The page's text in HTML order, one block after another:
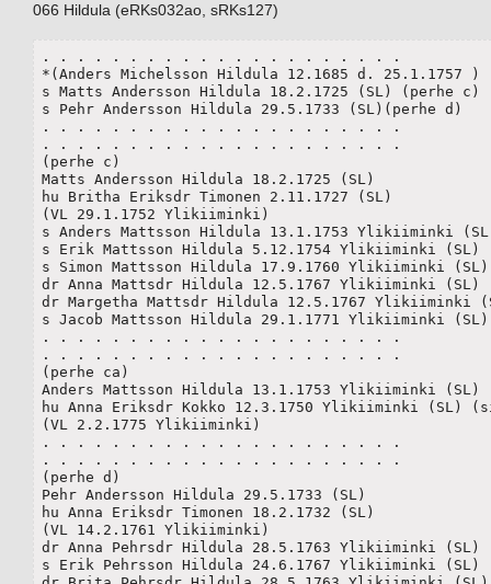
066 Hildula (eRKs032ao, sRKs127)
. . . . . . . . . . . . . . . . . . . . .
*(Anders Michelsson Hildula 12.1685 d. 25.1.1757 )
s Matts Andersson Hildula 18.2.1725 (SL) (perhe c)
s Pehr Andersson Hildula 29.5.1733 (SL)(perhe d)
. . . . . . . . . . . . . . . . . . . . .
. . . . . . . . . . . . . . . . . . . . .
(perhe c)
Matts Andersson Hildula 18.2.1725 (SL)
hu Britha Eriksdr Timonen 2.11.1727 (SL)
(VL 29.1.1752 Ylikiiminki)
s Anders Mattsson Hildula 13.1.1753 Ylikiiminki
s Erik Mattsson Hildula 5.12.1754 Ylikiiminki (SL)
s Simon Mattsson Hildula 17.9.1760 Ylikiiminki (SL)
dr Anna Mattsdr Hildula 12.5.1767 Ylikiiminki (SL)
dr Margetha Mattsdr Hildula 12.5.1767 Ylikiiminki
s Jacob Mattsson Hildula 29.1.1771 Ylikiiminki (SL)
. . . . . . . . . . . . . . . . . . . . .
. . . . . . . . . . . . . . . . . . . . .
(perhe ca)
Anders Mattsson Hildula 13.1.1753 Ylikiiminki (SL)
hu Anna Eriksdr Kokko 12.3.1750 Ylikiiminki (SL)
(VL 2.2.1775 Ylikiiminki)
. . . . . . . . . . . . . . . . . . . . .
. . . . . . . . . . . . . . . . . . . . .
(perhe d)
Pehr Andersson Hildula 29.5.1733 (SL)
hu Anna Eriksdr Timonen 18.2.1732 (SL)
(VL 14.2.1761 Ylikiiminki)
dr Anna Pehrsdr Hildula 28.5.1763 Ylikiiminki (SL)
s Erik Pehrsson Hildula 24.6.1767 Ylikiiminki (SL)